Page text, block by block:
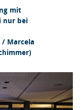
mit
nur bei
/ Marcela